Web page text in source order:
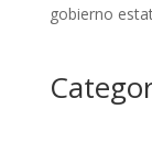
gobierno